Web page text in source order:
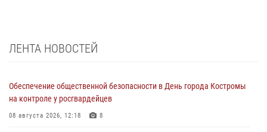
ЛЕНТА НОВОСТЕЙ
Обеспечение общественной безопасности в День города Костромы
на контроле у росгвардейцев
08 августа 2026, 12:18 8